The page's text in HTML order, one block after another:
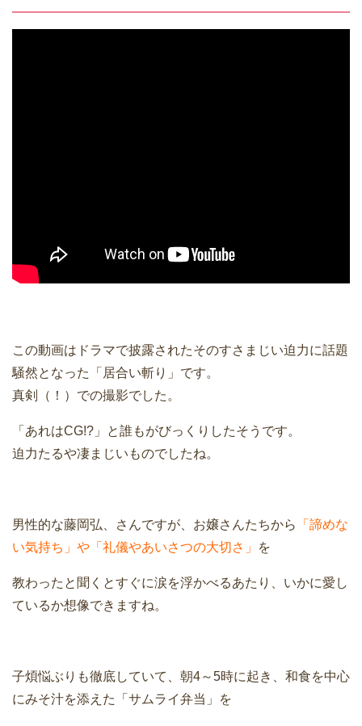
この動画はドラマで披露されたそのすさまじい迫力に話題
騒然となった「居合い斬り」です。
真剣（！）での撮影でした。
「あれはCG!?」と誰もがびっくりしたそうです。
迫力たるや凄まじいものでしたね。
男性的な藤岡弘、さんですが、お嬢さんたちから
「諦めな
い気持ち」や「礼儀やあいさつの大切さ」
を
教わったと聞くとすぐに涙を浮かべるあたり、いかに愛し
ているか想像できますね。
子煩悩ぶりも徹底していて、朝4～5時に起き、和食を中心
にみそ汁を添えた「サムライ弁当」を